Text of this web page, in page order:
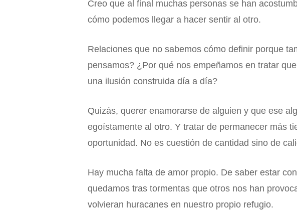
Creo que al final muchas personas se han
cómo podemos llegar a hacer sentir al otro.
Relaciones que no sabemos cómo definir porque
pensamos? ¿Por qué nos empeñamos en tratar
una ilusión construida día a día?
Quizás, querer enamorarse de alguien y que ese
egoístamente al otro. Y tratar de permanecer más
oportunidad. No es cuestión de cantidad sino de
Hay mucha falta de amor propio. De saber estar
quedamos tras tormentas que otros nos han
volvieran huracanes en nuestro propio refugio.